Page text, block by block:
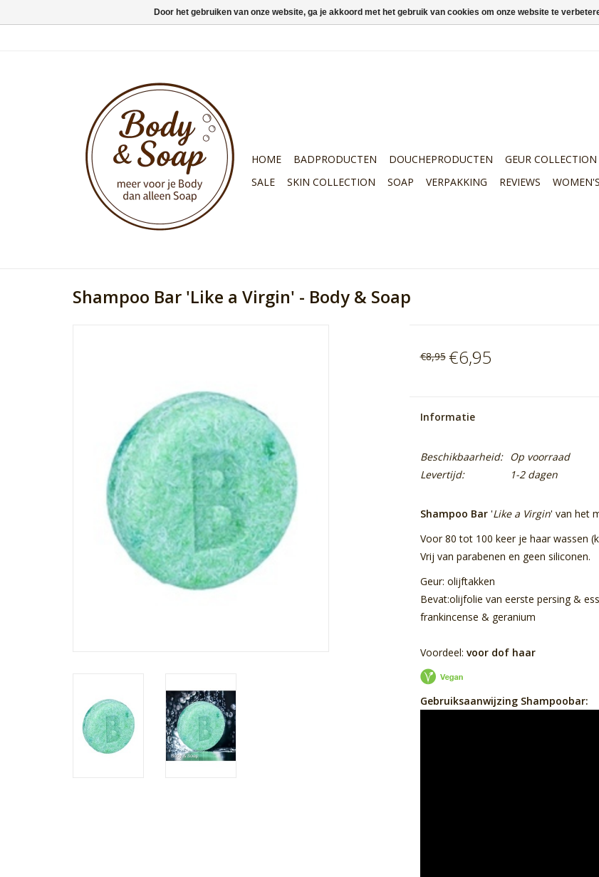
HOME BADPRODUCTEN DOUCHEPRODUCTEN GEUR COLLECTION
SALE
SKIN COLLECTION SOAP VERPAKKING REVIEWS
Shampoo Bar 'Like a Virgin' - Body & Soap
€8,95 €6,95
Informatie
Beschikbaarheid:
Op voorraad
Levertijd:
1-2 dagen
Shampoo Bar'Like a Virgin' van het
Voor 80 tot 100 keer je haar wassen
Vrij van parabenen en geen siliconen.
Geur: olijftakken
Bevat:olijfolie van eerste persing &
frankincense & geranium
Voordeel: voor dof haar
Gebruiksaanwijzing Shampoobar:
Door het gebruiken van onze website, ga je akkoord met het gebruik van cookies om onze website te